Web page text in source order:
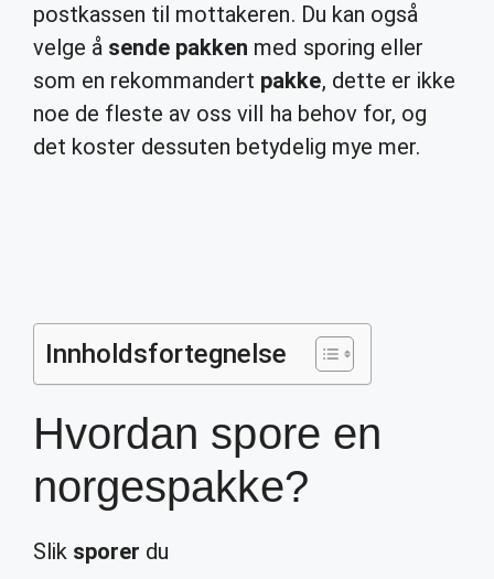
postkassen til mottakeren. Du kan også
velge å sende pakken med sporing eller
som en rekommandert pakke, dette er ikke
noe de fleste av oss vill ha behov for, og
det koster dessuten betydelig mye mer.
Innholdsfortegnelse
Hvordan spore en
norgespakke?
Slik sporer du